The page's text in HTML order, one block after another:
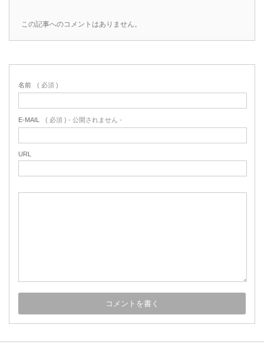
この記事へのコメントはありません。
名前 ( 必須 )
E-MAIL ( 必須 ) - 公開されません -
URL